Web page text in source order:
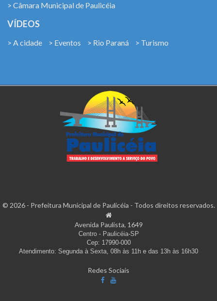
> Câmara Municipal de Paulicéia
VÍDEOS
> A cidade > Eventos > Rio Paraná > Turismo
© 2026 - Prefeitura Municipal de Paulicéia - Todos direitos reservados.
Avenida Paulista, 1649
Centro - Paulicéia-SP
Cep: 17990-000
Atendimento: Segunda à Sexta, 08h às 11h e das 13h às 16h30
Redes Sociais